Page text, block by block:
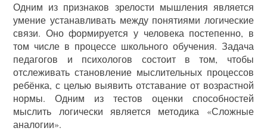
Одним из признаков зрелости мышления является
умение устанавливать между понятиями логические
связи. Оно формируется у человека постепенно, в
том числе в процессе школьного обучения. Задача
педагогов и психологов состоит в том, чтобы
отслеживать становление мыслительных процессов
ребёнка, с целью выявить отставание от возрастной
нормы. Одним из тестов оценки способностей
мыслить логически является методика «Сложные
аналогии».